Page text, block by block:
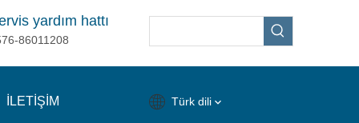
yardım hattı
86011208
İLETİŞİM Türk dili